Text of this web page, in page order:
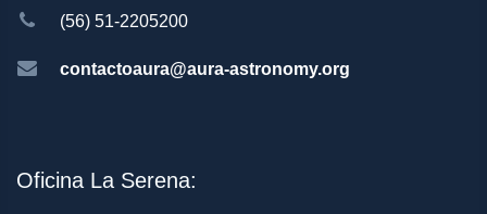
(56) 51-2205200
contactoaura@aura-astronomy.org
Oficina La Serena: